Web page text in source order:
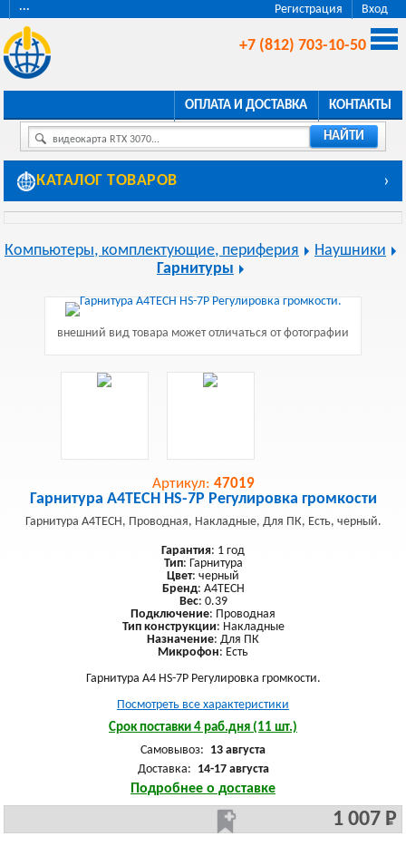
Регистрация Вход
···
+7 (812) 703-10-50
ОПЛАТА И ДОСТАВКА КОНТАКТЫ
видеокарта RTX 3070... НАЙТИ
КАТАЛОГ ТОВАРОВ ›
Компьютеры, комплектующие, периферия
Наушники
Гарнитуры
внешний вид товара может отличаться от фотографии
Артикул: 47019
Гарнитура A4TECH HS-7P Регулировка громкости
Гарнитура A4TECH, Проводная, Накладные, Для ПК, Есть, черный.
Гарантия: 1 год
Тип: Гарнитура
Цвет: черный
Бренд: A4TECH
Вес: 0.39
Подключение: Проводная
Тип конструкции: Накладные
Назначение: Для ПК
Микрофон: Есть
Гарнитура A4 HS-7P Регулировка громкости.
Посмотреть все характеристики
Срок поставки 4 раб.дня (11 шт.)
Самовывоз: 13 августа
Доставка: 14-17 августа
Подробнее о доставке
1 007 Р